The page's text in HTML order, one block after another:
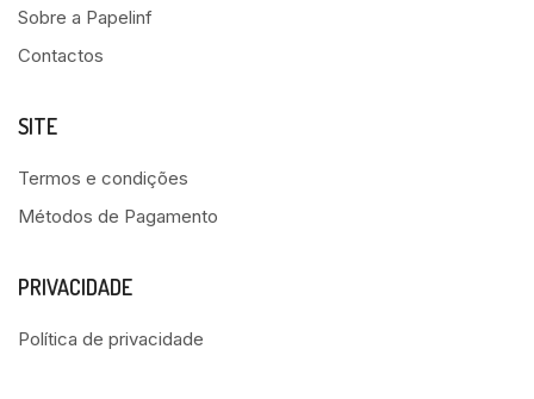
Sobre a Papelinf
Contactos
SITE
Termos e condições
Métodos de Pagamento
PRIVACIDADE
Política de privacidade